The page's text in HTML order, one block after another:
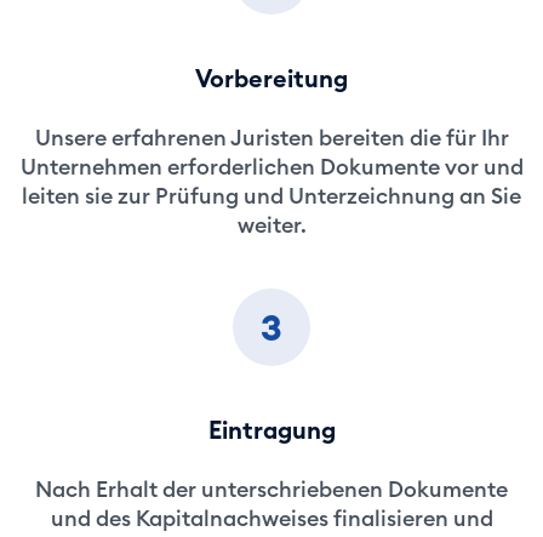
Vorbereitung
Unsere erfahrenen Juristen bereiten die für Ihr
Unternehmen erforderlichen Dokumente vor und
leiten sie zur Prüfung und Unterzeichnung an Sie
weiter.
3
Eintragung
Nach Erhalt der unterschriebenen Dokumente
und des Kapitalnachweises finalisieren und